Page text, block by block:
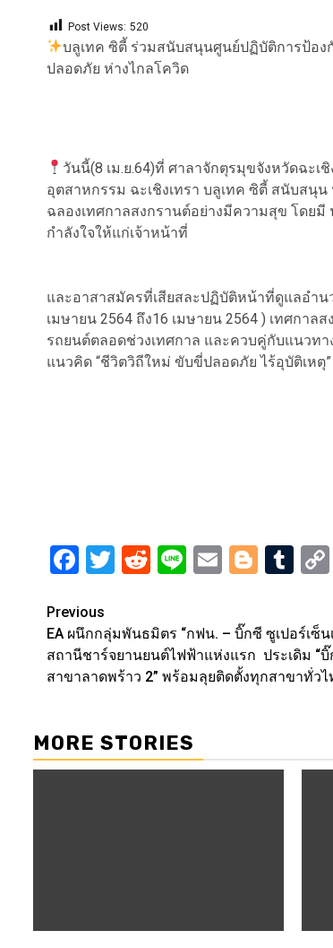
Post Views: 520
บลูเทค ซิตี้ ร่วมสนับสนุนศูนย์ปฏิบัติการป้อง
ปลอดภัย ห่างไกลโควิด
วันนี้(8 เม.ย.64)ที่ ศาลาจักตุรมุขจังหวัดฉะเ
อุตสาหกรรม ฉะเชิงเทรา บลูเทค ซิตี้ สนับสนุ
ฉลองเทศกาลสงกรานต์อย่างมีความสุข โดยมี
กำลังใจให้แก่เจ้าหน้าที่
และอาสาสมัครที่เสียสละปฏิบัติหน้าที่ดูแลอำ
เมษายน 2564 ถึง16 เมษายน 2564 ) เทศกา
รถยนต์ตลอดช่วงเทศกาล และควบคู่กับแนวทา
แนวคิด “ชีวิตวิถีใหม่ ขับขี่ปลอดภัย ไร้อุบัติเหตุ
Facebook
Twitter
Reddit
LineEmail
Post
navigation
Previous
EA ผนึกกลุ่มพันธมิตร “กฟน. – บิ๊กซี ซูเปอร์เซ็น
สถานีชาร์จยานยนต์ไฟฟ้าแห่งแรก ประเดิม “บิ๊
สาขาลาดพร้าว 2” พร้อมลุยติดตั้งทุกสาขาทั่ว
MORE STORIES